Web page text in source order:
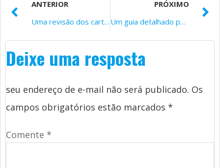
ANTERIOR
Uma revisão dos cartuchos de toner compatíveis com a Xerox: Eles estão à altura da tarefa?
PRÓXIMO
Um guia detalhado para compreender o chip de toner laser
Deixe uma resposta
seu endereço de e-mail não será publicado. Os
campos obrigatórios estão marcados *
Comente *